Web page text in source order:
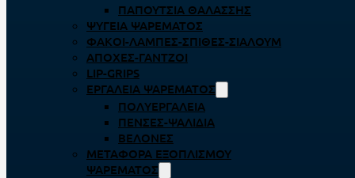
ΠΑΠΟΎΤΣΙΑ ΘΑΛΆΣΣΗΣ
ΨΥΓΕΊΑ ΨΑΡΈΜΑΤΟΣ
ΦΑΚΟΊ-ΛΆΜΠΕΣ-ΣΠΊΘΕΣ-ΣΊΑΛΟΥΜ
ΑΠΌΧΕΣ-ΓΆΝΤΖΟΙ
LIP-GRIPS
EΡΓΑΛΕΊΑ ΨΑΡΈΜΑΤΟΣ
ΠΟΛΥΕΡΓΑΛΕΊΑ
ΠΈΝΣΕΣ-ΨΑΛΊΔΙΑ
ΒΕΛΌΝΕΣ
ΜΕΤΑΦΟΡΆ ΕΞΟΠΛΙΣΜΟΎ
ΨΑΡΈΜΑΤΟΣ